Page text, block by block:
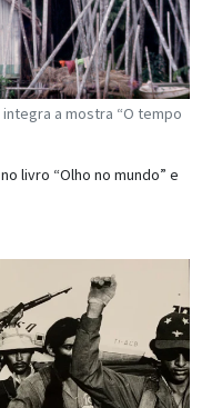
integra a mostra “O tempo
livro “Olho no mundo” e